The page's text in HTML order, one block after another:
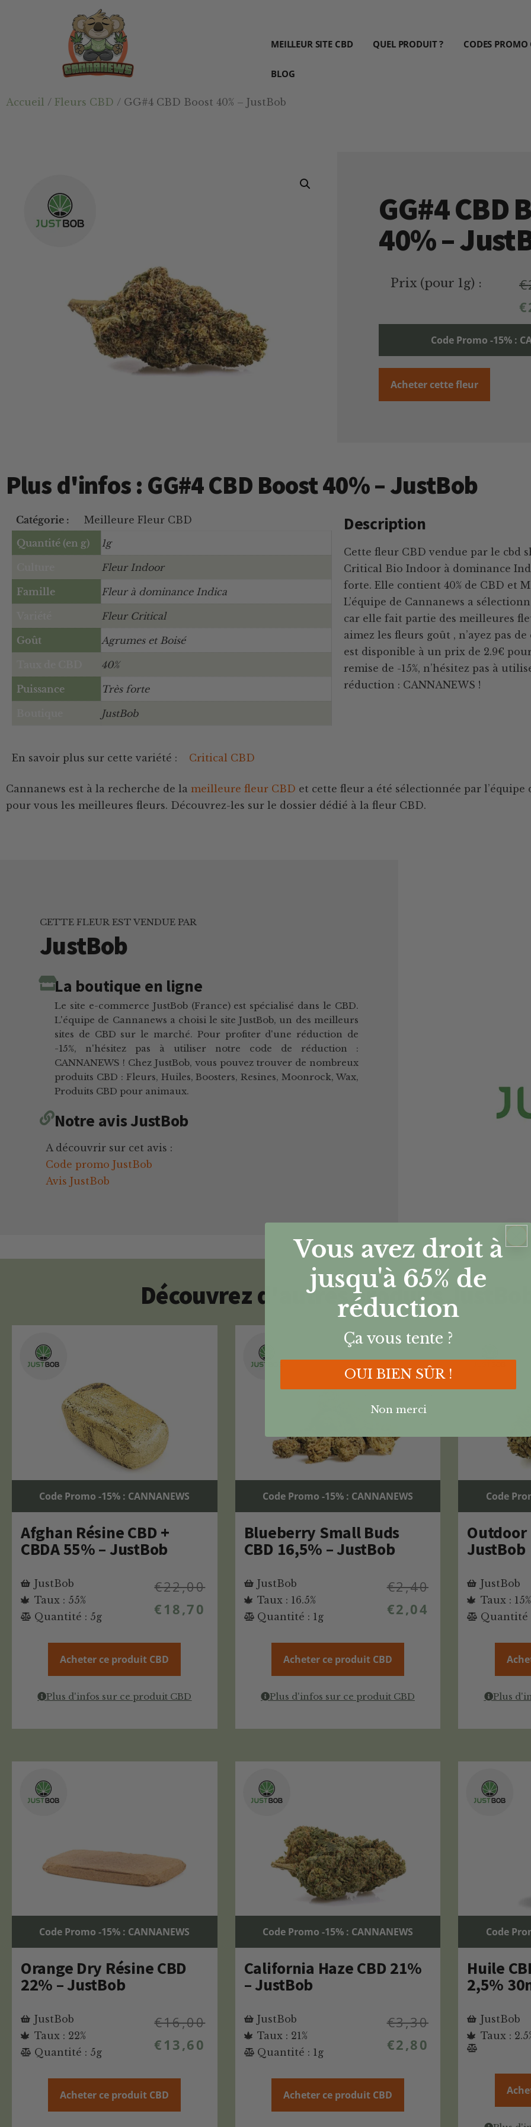
Cannanews.fr
MEILLEUR SITE CBD QUEL PRODUIT ? CODES PROMO
BLOG
Accueil / Fleurs CBD / GG#4 CBD Boost 40% – JustBob
GG#4 CBD
40% –
Prix (pour 1g) : €
€
Code Promo -15% :
Acheter cette fleur
Plus d'infos : GG#4 CBD Boost 40% – JustBob
Catégorie :
Meilleure Fleur CBD
Quantité (en g)
1g
Fleur Indoor
Famille Fleur à dominance Indica
Fleur Critical
Goût Agrumes et Boisé
40%
Puissance Très forte
JustBob
En savoir plus sur cette variété : Critical CBD
Description
Cette fleur CBD vendue par le cbd
Critical Bio Indoor à dominance
forte. Elle contient 40% de CBD et
L’équipe de Cannanews a
car elle fait partie des meilleures
aimez les fleurs goût , n’ayez pas
est disponible à un prix de 2.9€
remise de -15%, n’hésitez pas à
réduction : CANNANEWS !
Cannanews est à la recherche de la meilleure fleur CBD et cette fleur a été sélectionnée par l’équipe
pour vous les meilleures fleurs. Découvrez-les sur le dossier dédié à la fleur CBD.
CETTE FLEUR EST VENDUE PAR
JustBob
La boutique en ligne
Le site e-commerce JustBob (France) est spécialisé dans le CBD.
L'équipe de Cannanews a choisi le site JustBob, un des meilleurs
sites de CBD sur le marché. Pour profiter d'une réduction de
-15%, n'hésitez pas à utiliser notre code de réduction :
CANNANEWS ! Chez JustBob, vous pouvez trouver de nombreux
produits CBD : Fleurs, Huiles, Boosters, Resines, Moonrock, Wax,
Produits CBD pour animaux.
Notre avis JustBob
A découvrir sur cet avis :
Code promo JustBob
Avis JustBob
Découvrez d'autres produits
Code Promo -15% : CANNANEWS
Afghan Résine CBD +
CBDA 55% – JustBob
JustBob
Taux : 55%
Quantité : 5g
€22,00
€ 18,70
Acheter ce produit CBD
Plus d'infos sur ce produit CBD
Code Promo -15% : CANNANEWS
Blueberry Small Buds
CBD 16,5% – JustBob
JustBob
Taux : 16.5%
Quantité : 1g
€2,40
€2,04
Acheter ce produit CBD
Plus d'infos sur ce produit CBD
Code
Outdoor
JustBob
JustBob
Taux : 15%
Quantité
Plus
Code Promo -15% : CANNANEWS
Orange Dry Résine CBD
22% – JustBob
JustBob
Taux : 22%
Quantité : 5g
€16,00
€ 13,60
Acheter ce produit CBD
Code Promo -15% : CANNANEWS
California Haze CBD 21%
– JustBob
JustBob
Taux : 21%
Quantité : 1g
€3,30
€2,80
Acheter ce produit CBD
Code
Huile
2,5%
JustBob
Taux :
Vous avez droit à
jusqu'à 65% de
réduction
Ça vous tente ?
OUI BIEN SÛR !
Non merci